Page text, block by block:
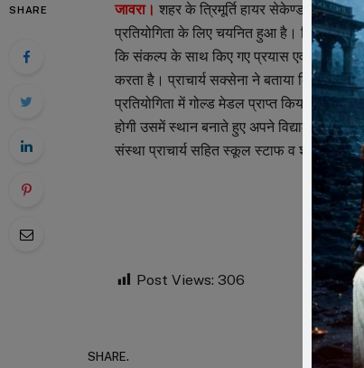
SHARE जावरा। शहर के त्रिमूर्ति हायर सेकेण्डरी स्कूल के
प्रतियोगिता के लिए चयनित हुआ है। विद्यालय
कि संकल्प के साथ किए गए प्रयास एवं श्रेष्ठ
करता है। प्राचार्य सक्सेना ने बताया कि कक्षा 11
प्रतियोगिता में गोल्ड मेडल प्राप्त किया है, साथ
होगी उसमें स्थान बनाते हुए अपने विद्यालय के
संस्था प्राचार्य सहित स्कूल स्टाफ व शहरवासियों
Post Views: 306
SHARE.